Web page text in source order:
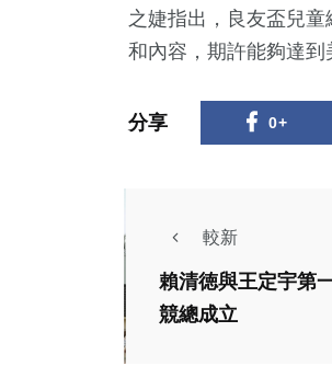
之婕指出，良友盃兒
和內容，期許能夠達到
分享 0+
較新
賴清徳與王定宇第
競總成立
生活 健康及醫療
綜合